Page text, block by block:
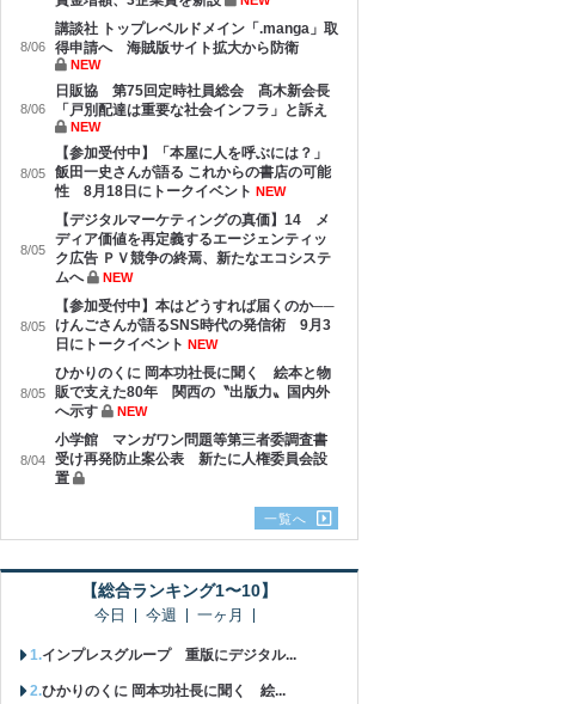
8/06
講談社 トップレベルドメイン「.manga」取
得申請へ 海賊版サイト拡大から防衛
NEW
8/06
日販協 第75回定時社員総会 髙木新会長
「戸別配達は重要な社会インフラ」と訴え
NEW
8/05
【参加受付中】「本屋に人を呼ぶには？」
飯田一史さんが語る これからの書店の可能
性 8月18日にトークイベント NEW
8/05
【デジタルマーケティングの真価】14 メ
ディア価値を再定義するエージェンティッ
ク広告 ＰＶ競争の終焉、新たなエコシステ
ムへ
NEW
8/05
【参加受付中】本はどうすれば届くのか──
けんごさんが語るSNS時代の発信術 9月3
日にトークイベント NEW
8/05
ひかりのくに 岡本功社長に聞く 絵本と物
販で支えた80年 関西の〝出版力〟国内外
へ示す
NEW
8/04
小学館 マンガワン問題等第三者委調査書
受け再発防止案公表 新たに人権委員会設
置
一覧へ
【総合ランキング1〜10】
今日 今週 一ヶ月
インプレスグループ 重版にデジタル...
ひかりのくに 岡本功社長に聞く 絵...